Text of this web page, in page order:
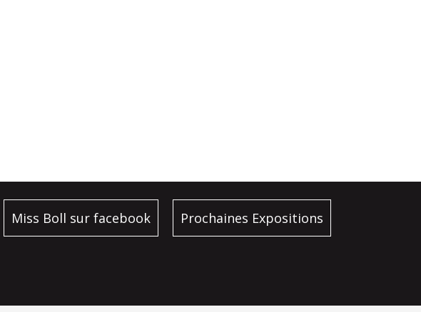
Miss Boll sur facebook Prochaines Expositions